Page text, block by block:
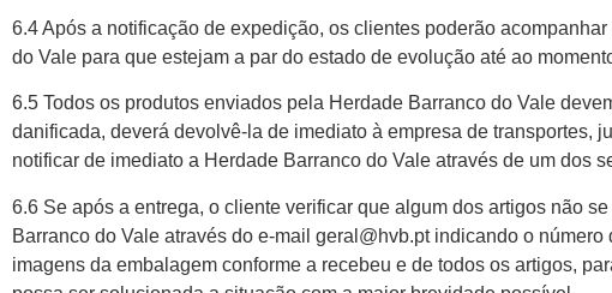
6.4 Após a notificação de expedição, os clientes poderão
do Vale para que estejam a par do estado de evolução até ao
6.5 Todos os produtos enviados pela Herdade Barranco do Vale
danificada, deverá devolvê-la de imediato à empresa de transportes,
notificar de imediato a Herdade Barranco do Vale através de um dos
6.6 Se após a entrega, o cliente verificar que algum dos artigos não
Barranco do Vale através do e-mail geral@hvb.pt indicando o
imagens da embalagem conforme a recebeu e de todos os artigos,